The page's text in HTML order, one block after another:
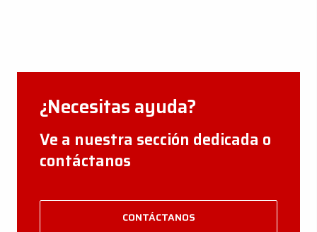
¿Necesitas ayuda?
Ve a nuestra sección dedicada o
contáctanos
CONTÁCTANOS